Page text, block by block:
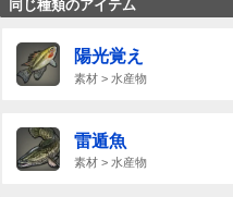
同じ種類のアイテム
陽光覚え
素材 > 水産物
雷遁魚
素材 > 水産物